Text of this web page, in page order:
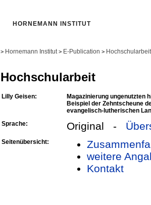
HORNEMANN INSTITUT
> Hornemann Institut > E-Publication >
Hochschularbeit
Lilly Geisen:
Magazinierung ungenutzten
Beispiel der Zehntscheune
evangelisch-lutherischen
Sprache:
Original -
Seitenübersicht:
weitere
Kontakt